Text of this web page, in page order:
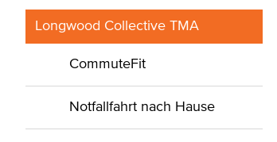
Longwood Collective TMA
CommuteFit
Notfallfahrt nach Hause